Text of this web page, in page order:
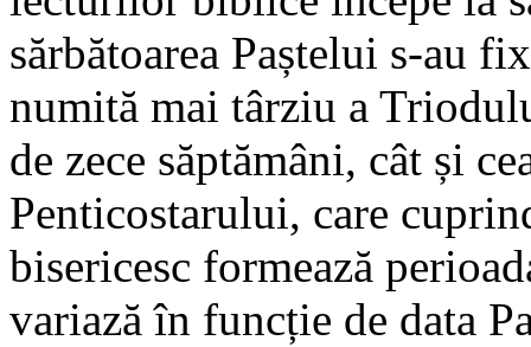
sărbătoarea Paștelui s-au
numită mai târziu a
de zece săptămâni, cât și
Penticostarului, care
bisericesc formează
variază în funcție de data